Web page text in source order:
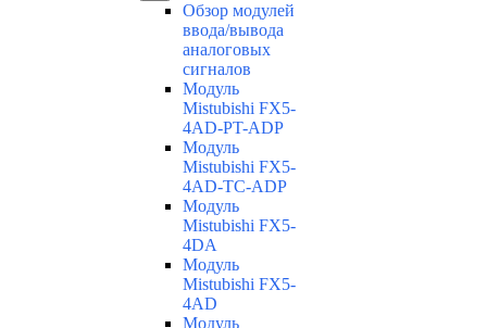
Обзор модулей
ввода/вывода
аналоговых
сигналов
Модуль
Mistubishi FX5-
4AD-PT-ADP
Модуль
Mistubishi FX5-
4AD-TC-ADP
Модуль
Mistubishi FX5-
4DA
Модуль
Mistubishi FX5-
4AD
Модуль